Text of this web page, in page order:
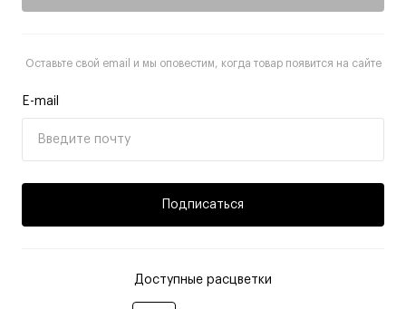
Оставьте свой email и мы оповестим, когда товар появится на сайте
E-mail
Подписаться
Доступные расцветки